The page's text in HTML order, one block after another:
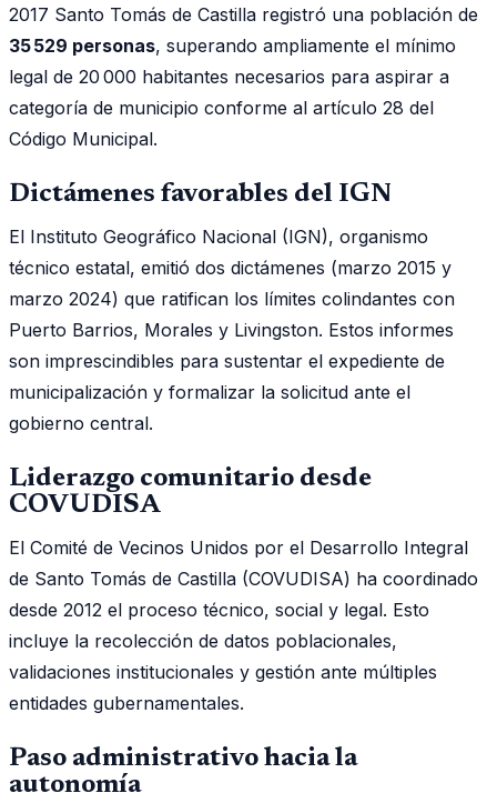
2017 Santo Tomás de Castilla registró una población de
35 529 personas, superando ampliamente el mínimo
legal de 20 000 habitantes necesarios para aspirar a
categoría de municipio conforme al artículo 28 del
Código Municipal.
Dictámenes favorables del IGN
El Instituto Geográfico Nacional (IGN), organismo
técnico estatal, emitió dos dictámenes (marzo 2015 y
marzo 2024) que ratifican los límites colindantes con
Puerto Barrios, Morales y Livingston. Estos informes
son imprescindibles para sustentar el expediente de
municipalización y formalizar la solicitud ante el
gobierno central.
Liderazgo comunitario desde
COVUDISA
El Comité de Vecinos Unidos por el Desarrollo Integral
de Santo Tomás de Castilla (COVUDISA) ha coordinado
desde 2012 el proceso técnico, social y legal. Esto
incluye la recolección de datos poblacionales,
validaciones institucionales y gestión ante múltiples
entidades gubernamentales.
Paso administrativo hacia la
autonomía